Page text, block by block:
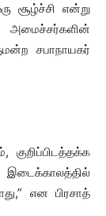
சூழ்ச்சி என்று
அமைச்சர்களின்
சபாநாயகர்
இடைக்காலத்தில்
என பிரசாத்